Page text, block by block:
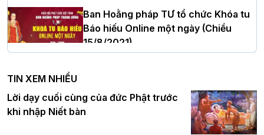
Hà Nội: Tăng Ni Trường hạ Bồ Đề trang
nghiêm tác pháp Tiền an cư PL.2570 –
DL.2026
Ban Hoằng pháp TƯ tổ chức Khóa tu
Báo hiếu Online một ngày (Chiều
15/8/2021)
Ban Hoằng pháp TƯ tổ chức Khóa tu
Báo hiếu Online một ngày (Sáng
15/8/2021)
TIN XEM NHIỀU
Lời dạy cuối cùng của đức Phật trước
khi nhập Niết bàn